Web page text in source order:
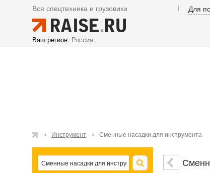
Вся спецтехника и грузовики Для
Ваш регион: Россия
Инструмент Сменные насадки для инструмента